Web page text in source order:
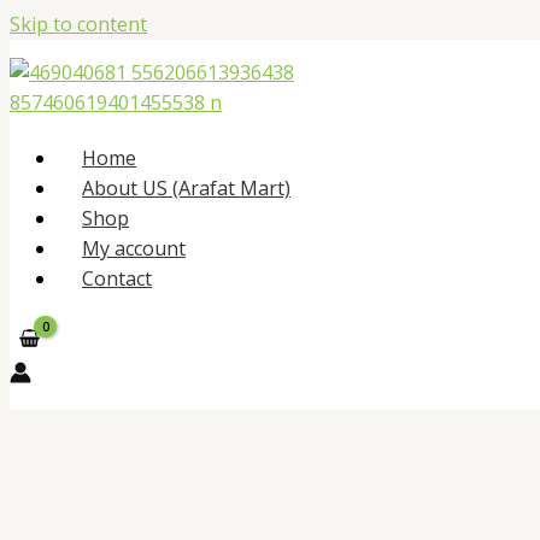
Skip to content
Home
About US (Arafat Mart)
Shop
My account
Contact